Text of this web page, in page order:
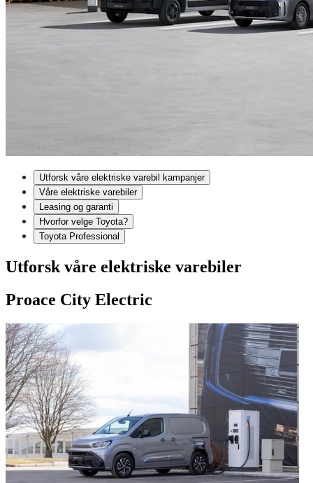
Utforsk våre elektriske varebil kampanjer
Våre elektriske varebiler
Leasing og garanti
Hvorfor velge Toyota?
Toyota Professional
Utforsk våre elektriske varebiler
Proace City Electric